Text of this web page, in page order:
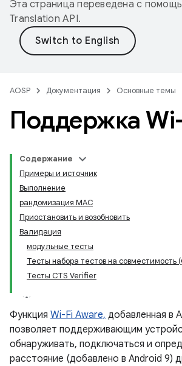
Эта страница переведена с
Translation API.
AOSP Документация Основные темы
Поддержка
Содержание
Примеры и источник
Выполнение
рандомизация MAC
Приостановить и возобновить
Валидация
модульные тесты
Тесты набора тестов на совместимость
Тесты CTS Verifier
Функция Wi-Fi Aware, добавленная в
позволяет поддерживающим
обнаруживать, подключаться и
расстояние (добавлено в Android 9)